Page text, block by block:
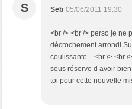
S Seb 05/06/2011 19:30
<br /> <br /> perso je ne
décrochement
coulissante....<br /> <br
sous réserve d avoir
toi pour cette nouvelle